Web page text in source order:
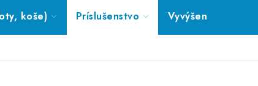
koše) Príslušenstvo Vyvýšené záhony